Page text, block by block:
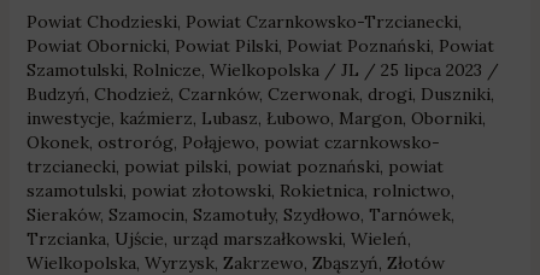
Powiat Chodzieski, Powiat Czarnkowsko-Trzcianecki,
Powiat Obornicki, Powiat Pilski, Powiat Poznański, Powiat
Szamotulski, Rolnicze, Wielkopolska/ JL / 25 lipca 2023 /
Budzyń, Chodzież, Czarnków, Czerwonak, drogi, Duszniki,
inwestycje, kaźmierz, Lubasz, Łubowo, Margon, Oborniki,
Okonek, ostroróg, Połąjewo, powiat czarnkowsko-
trzcianecki, powiat pilski, powiat poznański, powiat
szamotulski, powiat złotowski, Rokietnica, rolnictwo,
Sieraków, Szamocin, Szamotuły, Szydłowo, Tarnówek,
Trzcianka, Ujście, urząd marszałkowski, Wieleń,
Wielkopolska, Wyrzysk, Zakrzewo, Zbąszyń, Złotów